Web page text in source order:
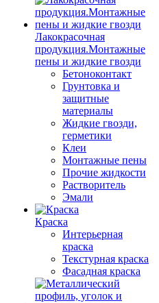
Лакокрасочная
продукция.Монтажные
пены и жидкие гвозди
Бетоноконтакт
Грунтовка и
защитные
материалы
Жидкие гвозди,
герметики
Клеи
Монтажные пены
Прочие жидкости
Растворитель
Эмали
Краска
Интерьерная
краска
Текстурная краска
Фасадная краска